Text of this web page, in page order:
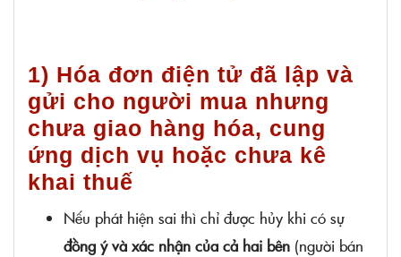
1) Hóa đơn điện tử đã lập và
gửi cho người mua nhưng
chưa giao hàng hóa, cung
ứng dịch vụ hoặc chưa kê
khai thuế
Nếu phát hiện sai thì chỉ được hủy khi có sự
đồng ý và xác nhận của cả hai bên (người bán